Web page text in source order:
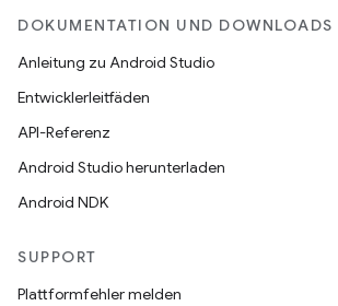
DOKUMENTATION UND DOWNLOADS
Anleitung zu Android Studio
Entwicklerleitfäden
API-Referenz
Android Studio herunterladen
Android NDK
SUPPORT
Plattformfehler melden